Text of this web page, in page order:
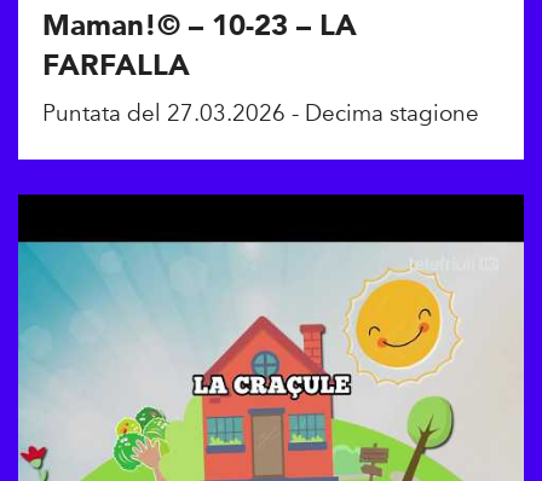
Maman!© – 10-23 – LA
FARFALLA
Puntata del 27.03.2026 - Decima stagione